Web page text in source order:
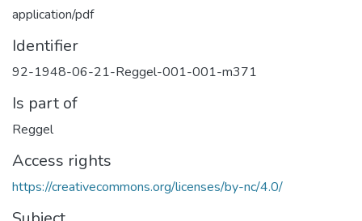
application/pdf
Identifier
92-1948-06-21-Reggel-001-001-m371
Is part of
Reggel
Access rights
https://creativecommons.org/licenses/by-nc/4.0/